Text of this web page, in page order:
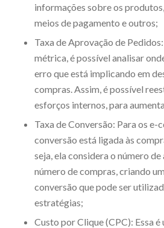
informações sobre os
meios de pagamento e outros;
Taxa de Aprovação de
métrica, é possível analisar
erro que está implicando em
compras. Assim, é possível
esforços internos, para
Taxa de Conversão: Para os e-
conversão está ligada às
seja, ela considera o número de
número de compras, criando
conversão que pode ser
estratégias;
Custo por Clique (CPC): Essa